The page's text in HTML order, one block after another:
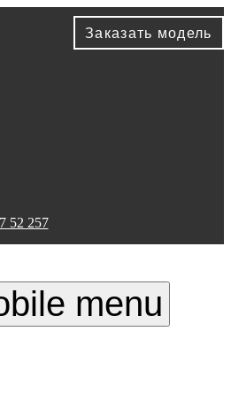
Заказать модель
52 257
menu